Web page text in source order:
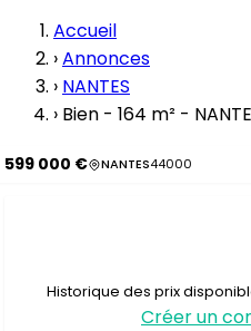
Accueil
›Annonces
› NANTES
› Bien - 164 m² -
599 000 € NANTES44000
Historique des prix
Créer un